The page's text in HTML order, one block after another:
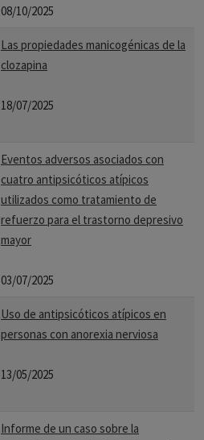
08/10/2025
Las propiedades manicogénicas de la
clozapina
18/07/2025
Eventos adversos asociados con
cuatro antipsicóticos atípicos
utilizados como tratamiento de
refuerzo para el trastorno depresivo
mayor
03/07/2025
Uso de antipsicóticos atípicos en
personas con anorexia nerviosa
13/05/2025
Informe de un caso sobre la